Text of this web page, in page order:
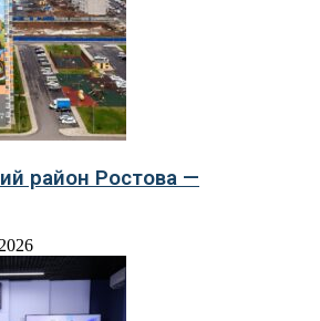
район Ростова —